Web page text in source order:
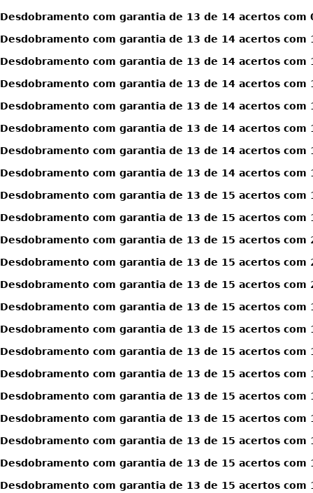
Desdobramento com garantia de 13 de 14 acertos com
Desdobramento com garantia de 13 de 14 acertos com
Desdobramento com garantia de 13 de 14 acertos com
Desdobramento com garantia de 13 de 14 acertos com
Desdobramento com garantia de 13 de 14 acertos com
Desdobramento com garantia de 13 de 14 acertos com
Desdobramento com garantia de 13 de 14 acertos com
Desdobramento com garantia de 13 de 14 acertos com
Desdobramento com garantia de 13 de 15 acertos com
Desdobramento com garantia de 13 de 15 acertos com
Desdobramento com garantia de 13 de 15 acertos com
Desdobramento com garantia de 13 de 15 acertos com
Desdobramento com garantia de 13 de 15 acertos com
Desdobramento com garantia de 13 de 15 acertos com
Desdobramento com garantia de 13 de 15 acertos com
Desdobramento com garantia de 13 de 15 acertos com
Desdobramento com garantia de 13 de 15 acertos com
Desdobramento com garantia de 13 de 15 acertos com
Desdobramento com garantia de 13 de 15 acertos com
Desdobramento com garantia de 13 de 15 acertos com
Desdobramento com garantia de 13 de 15 acertos com
Desdobramento com garantia de 13 de 15 acertos com